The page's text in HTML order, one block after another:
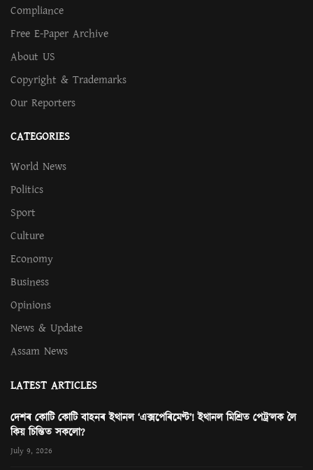
Compliance
Free E-Paper Archive
About US
Copyright & Trademarks
Our Reporters
CATEGORIES
World News
Politics
Sport
Culture
Economy
Business
Opinions
News & Update
Assam News
LATEST ARTICLES
দেশৰ কোটি কোটি বাহনৰ ইথানল ‘এক্সপেৰিমেণ্ট’! ইথানল মিশ্ৰিত পেট্ৰ’লক লৈ
কিয় চিন্তিত সকলো?
July 9, 2026